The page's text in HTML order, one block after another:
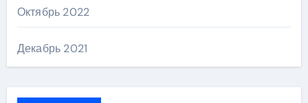
Октябрь 2022
Декабрь 2021